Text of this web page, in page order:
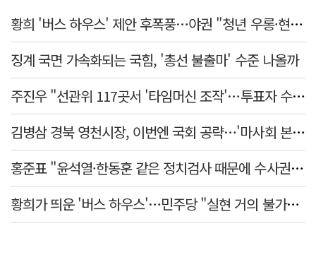
황희 '버스 하우스' 제안 후폭풍…야권 "청년 우롱·현실 괴리" 총공세
징계 국면 가속화되는 국힘, '총선 불출마' 수준 나올까
주진우 "선관위 117곳서 '타임머신 조작'…투표자 수 미리 입력"
김병삼 경북 영천시장, 이번엔 국회 공략…'마사회 본사 이전·광역교통망 확충' 요청
홍준표 "윤석열·한동훈 같은 정치검사 때문에 수사권마저 탈취 당해"
황희가 띄운 '버스 하우스'…민주당 "실현 거의 불가능, 해프닝으로 봐달라"